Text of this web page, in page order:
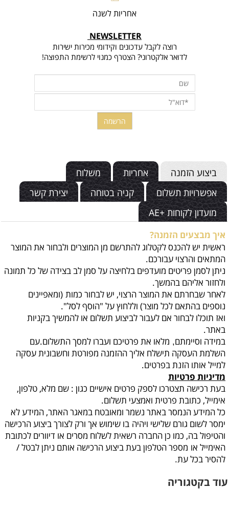
אחריות לשנה
NEWSLETTER
רוצה לקבל עדכונים וקידומי מכירות ישירות
לדואר אלקטרוני? הצטרף כמנוי לרשימת התפוצה!
ביצוע הזמנה אחריות
משלוח
אפשרויות תשלום
קניה בטוחה
יצירת קשר
מועדון לקוחות +AE
איך מבצעים הזמנה?
ראשית יש להכנס לקטלוג להתרשם מן המוצרים ולבחור את המוצר
המתאים והרצוי עבורכם.
ניתן לסמן פריטים מועדפים בלחיצה על סמן לב בצידה של כל תמונה
ולחזור אליהם בהמשך.
לאחר שבחרתם את המוצר הרצוי, יש לבחור כמות (ומאפיינים
נוספים בהתאם לכל מוצר) וללחוץ על "הוסף לסל".
ואז תוכלו לבחור אם לעבור לביצוע תשלום או להמשיך בקניות
באתר.
במידה וסיימתם, מלאו את פרטיכם ועברו למסך התשלום.עם
השלמת העסקה תישלח אליך ההזמנה מפורטת וחשבונית עסקה
למייל אותו הזנת בפרטים.
מדיניות פרטיות
בעת רכישה תצטרכו לספק פרטים אישיים כגון : שם מלא, טלפון,
אימייל, כתובת פרטית ואמצעי תשלום.
כל המידע הנמסר באתר נשמר ומאובטח במאגר האתר, המידע לא
ימסר לשום גורם שלישי ויהיה בו שימוש אך ורק לצורך ביצוע הרכישה
והטיפול בה, כמו כן החברה רשאית לשלוח מסרים או דיוורים לכתובת
האימייל או מספר הטלפון בעת ביצוע הרכישה אותם ניתן לבטל /
להסיר בכל עת.
עוד בקטגוריה